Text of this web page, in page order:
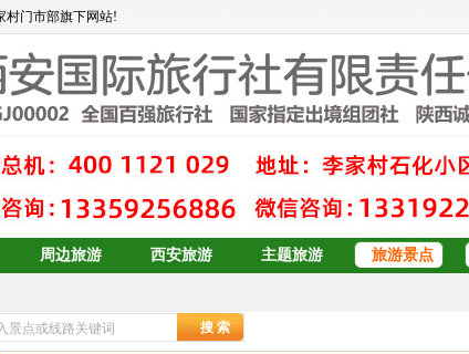
村门市部旗下网站!
周边旅游 西安旅游 主题旅游 旅游景点
游
日照、乳山、威海、蓬莱、烟台双卧6日游
社>>出境旅游>> 西安到日韩朝旅游